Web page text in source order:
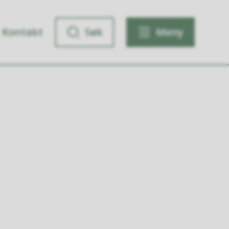
Kontakt Søk Meny